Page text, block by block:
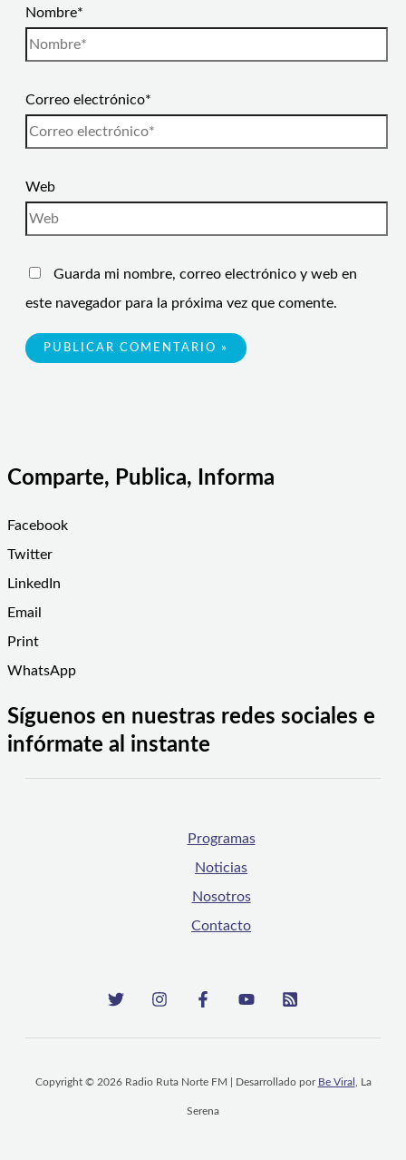
Nombre*
Correo electrónico*
Web
Guarda mi nombre, correo electrónico y web en
este navegador para la próxima vez que comente.
Comparte, Publica, Informa
Facebook
Twitter
LinkedIn
Email
Print
WhatsApp
Síguenos en nuestras redes sociales e
infórmate al instante
Programas
Noticias
Nosotros
Contacto
Copyright © 2026 Radio Ruta Norte FM | Desarrollado por Be Viral , La
Serena